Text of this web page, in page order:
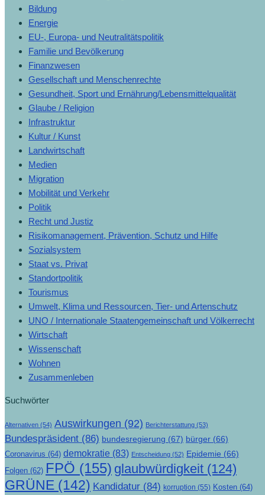
Bildung
Energie
EU-, Europa- und Neutralitätspolitik
Familie und Bevölkerung
Finanzwesen
Gesellschaft und Menschenrechte
Gesundheit, Sport und Ernährung/Lebensmittelqualität
Glaube / Religion
Infrastruktur
Kultur / Kunst
Landwirtschaft
Medien
Migration
Mobilität und Verkehr
Politik
Recht und Justiz
Risikomanagement, Prävention, Schutz und Hilfe
Sozialsystem
Staat vs. Privat
Standortpolitik
Tourismus
Umwelt, Klima und Ressourcen, Tier- und Artenschutz
UNO / Internationale Staatengemeinschaft und Völkerrecht
Wirtschaft
Wissenschaft
Wohnen
Zusammenleben
Suchwörter
Alternativen (54) Auswirkungen (92) Berichterstattung (53)
Bundespräsident (86) bundesregierung (67) bürger (66)
Coronavirus (64) demokratie (83) Entscheidung (52) Epidemie (66)
Folgen (62) FPÖ (155) glaubwürdigkeit (124)
GRÜNE (142) Kandidatur (84) korruption (55) Kosten (64)